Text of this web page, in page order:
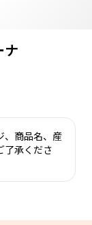
ナ
、商品名、産
了承くださ